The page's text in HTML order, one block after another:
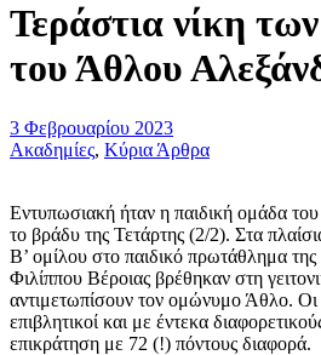
Τεράστια νίκη
του Άθλου
3 Φεβρουαρίου 2023
Ακαδημίες, Κύρια Άρθρα
Εντυπωσιακή ήταν η παιδική ομάδα
το βράδυ της Τετάρτης (2/2). Στα
Β’ ομίλου στο παιδικό πρωτάθλημα
Φιλίππου Βέροιας βρέθηκαν στη
αντιμετωπίσουν τον ομώνυμο Άθλο. Οι
επιβλητικοί και με έντεκα
επικράτηση με 72 (!) πόντους διαφορά.